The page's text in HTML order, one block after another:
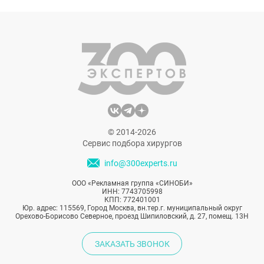
Насколько эффективны такие методики
подтяжки? Сейчас расскажем.
© 2014-2026
Сервис подбора хирургов
info@300experts.ru
ООО «Рекламная группа «СИНОБИ»
ИНН: 7743705998
КПП: 772401001
Юр. адрес: 115569, Город Москва, вн.тер.г. муниципальный округ
Орехово-Борисово Северное, проезд Шипиловский, д. 27, помещ. 13Н
ЗАКАЗАТЬ ЗВОНОК